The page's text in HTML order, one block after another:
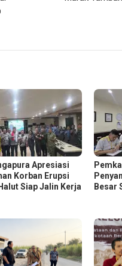
Apresiasi
Korban Erupsi
Siap Jalin Kerja
Besar